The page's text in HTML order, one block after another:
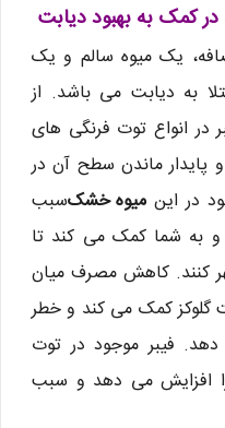
کمک به بهبود دیابت
یک میوه سالم و یک
به دیابت می باشد. از
در انواع توت فرنگی های
پایدار ماندن سطح آن در
در این میوه خشکسبب
به شما کمک می کند تا
کنند. کاهش مصرف میان
گلوکز کمک می کند و خطر
فیبر موجود در توت
افزایش می دهد و سبب